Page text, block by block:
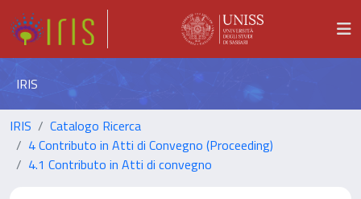
IRIS
IRIS
Catalogo Ricerca
4 Contributo in Atti di Convegno (Proceeding)
4.1 Contributo in Atti di convegno